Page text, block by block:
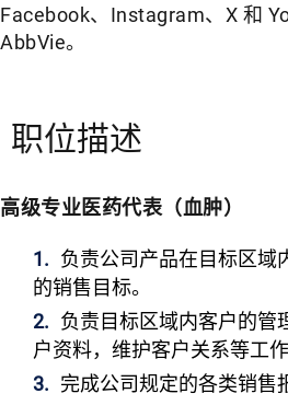
Facebook、Instagram、X 和
AbbVie。
职位描述
高级专业医药代表（血肿）
负责公司产品在目标区域
的销售目标。
负责目标区域内客户的管
户资料，维护客户关系等工
完成公司规定的各类销售